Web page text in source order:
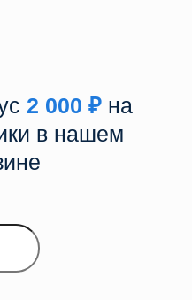
2 000 ₽на
в нашем